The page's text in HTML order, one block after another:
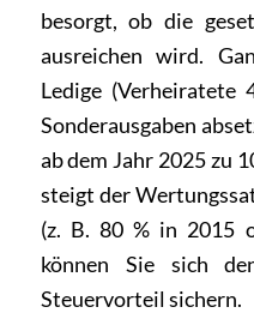
besorgt, ob die
ausreichen wird.
Ledige (Verheiratete
Sonderausgaben
ab dem Jahr 2025 zu
steigt der
(z. B. 80 % in 2015
können Sie sich
Steuervorteil sichern.